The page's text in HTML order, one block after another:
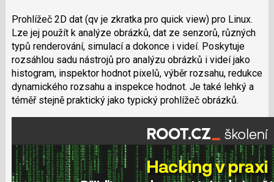
Prohlížeč 2D dat (qv je zkratka pro quick view) pro Linux.
Lze jej použít k analýze obrázků, dat ze senzorů, různých
typů renderování, simulací a dokonce i videí. Poskytuje
rozsáhlou sadu nástrojů pro analýzu obrázků i videí jako
histogram, inspektor hodnot pixelů, výběr rozsahu, redukce
dynamického rozsahu a inspekce hodnot. Je také lehký a
téměř stejně praktický jako typický prohlížeč obrázků.